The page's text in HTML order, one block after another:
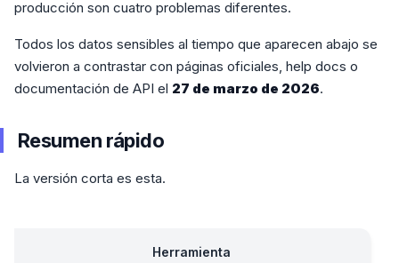
producción son cuatro problemas diferentes.
Todos los datos sensibles al tiempo que aparecen abajo se
volvieron a contrastar con páginas oficiales, help docs o
documentación de API el 27 de marzo de 2026.
Resumen rápido
La versión corta es esta.
Herramienta